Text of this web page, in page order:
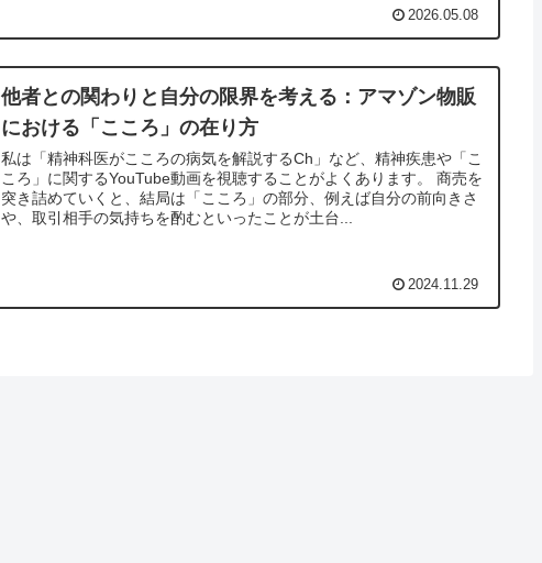
2026.05.08
他者との関わりと自分の限界を考える：アマゾン物販
における「こころ」の在り方
私は「精神科医がこころの病気を解説するCh」など、精神疾患や「こ
ころ」に関するYouTube動画を視聴することがよくあります。 商売を
突き詰めていくと、結局は「こころ」の部分、例えば自分の前向きさ
や、取引相手の気持ちを酌むといったことが土台...
2024.11.29